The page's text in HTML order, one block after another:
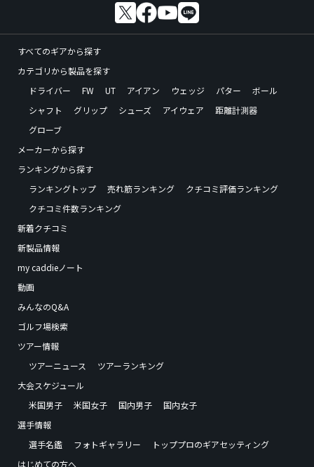
すべてのギアから探す
カテゴリから製品を探す
ドライバー
FW UT アイアン ウェッジ パター
ボール
シャフト
グリップ シューズ アイウェア
距離計測器
グローブ
メーカーから探す
ランキングから探す
ランキングトップ
売れ筋ランキング
クチコミ評価ランキング
クチコミ件数ランキング
新着クチコミ
新製品情報
my caddieノート
動画
みんなのQ&A
ゴルフ場検索
ツアー情報
ツアーニュース
ツアーランキング
大会スケジュール
米国男子
米国女子 国内男子
国内女子
選手情報
選手名鑑
フォトギャラリー
トッププロのギアセッティング
はじめての方へ